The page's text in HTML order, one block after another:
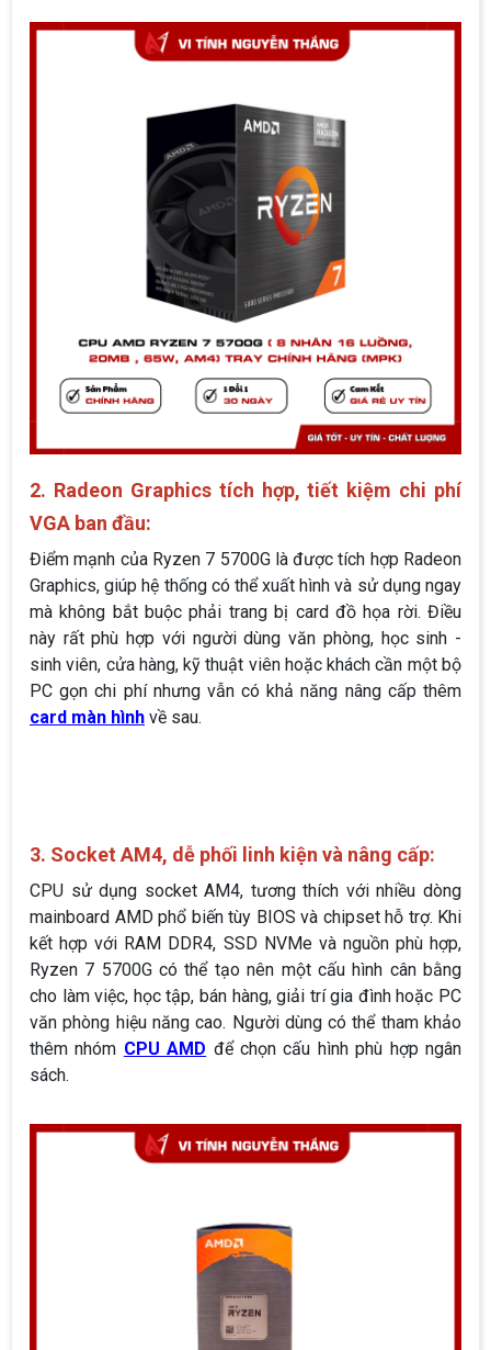
2. Radeon Graphics tích hợp, tiết kiệm chi phí
VGA ban đầu:
Điểm mạnh của Ryzen 7 5700G là được tích hợp Radeon
Graphics, giúp hệ thống có thể xuất hình và sử dụng ngay
mà không bắt buộc phải trang bị card đồ họa rời. Điều
này rất phù hợp với người dùng văn phòng, học sinh -
sinh viên, cửa hàng, kỹ thuật viên hoặc khách cần một bộ
PC gọn chi phí nhưng vẫn có khả năng nâng cấp thêm
card màn hình về sau.
3. Socket AM4, dễ phối linh kiện và nâng cấp:
CPU sử dụng socket AM4, tương thích với nhiều dòng
mainboard AMD phổ biến tùy BIOS và chipset hỗ trợ. Khi
kết hợp với RAM DDR4, SSD NVMe và nguồn phù hợp,
Ryzen 7 5700G có thể tạo nên một cấu hình cân bằng
cho làm việc, học tập, bán hàng, giải trí gia đình hoặc PC
văn phòng hiệu năng cao. Người dùng có thể tham khảo
thêm nhóm CPU AMD để chọn cấu hình phù hợp ngân
sách.